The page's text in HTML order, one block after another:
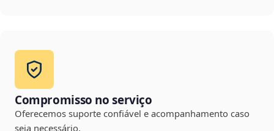
Compromisso no serviço
Oferecemos suporte confiável e acompanhamento caso
seja necessário.